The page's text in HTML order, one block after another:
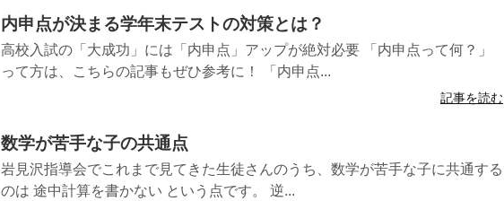
内申点が決まる学年末テストの対策とは？
高校入試の「大成功」には「内申点」アップが絶対必要 「内申点って何？」
って方は、こちらの記事もぜひ参考に！ 「内申点...
記事を読む
数学が苦手な子の共通点
岩見沢指導会でこれまで見てきた生徒さんのうち、数学が苦手な子に共通する
のは 途中計算を書かない という点です。 逆...